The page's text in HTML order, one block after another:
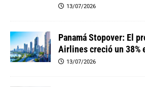
13/07/2026
Panamá Stopover: El
Airlines creció un 38%
13/07/2026